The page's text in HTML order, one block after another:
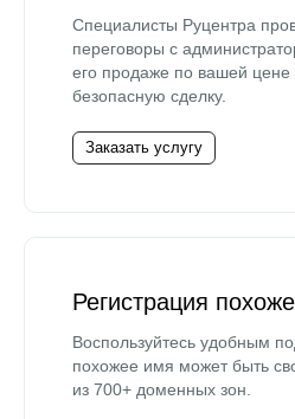
Специалисты Руцентра
переговоры с
его продаже по вашей цене
безопасную сделку.
Заказать услугу
Регистрация
Воспользуйтесь удобным
похожее имя может быть
из 700+ доменных зон.